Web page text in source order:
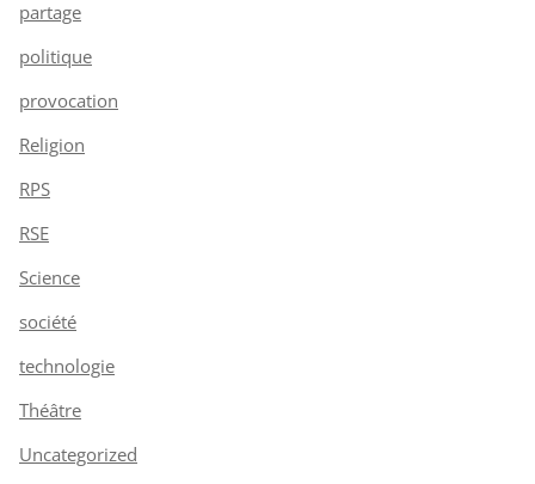
partage
politique
provocation
Religion
RPS
RSE
Science
société
technologie
Théâtre
Uncategorized